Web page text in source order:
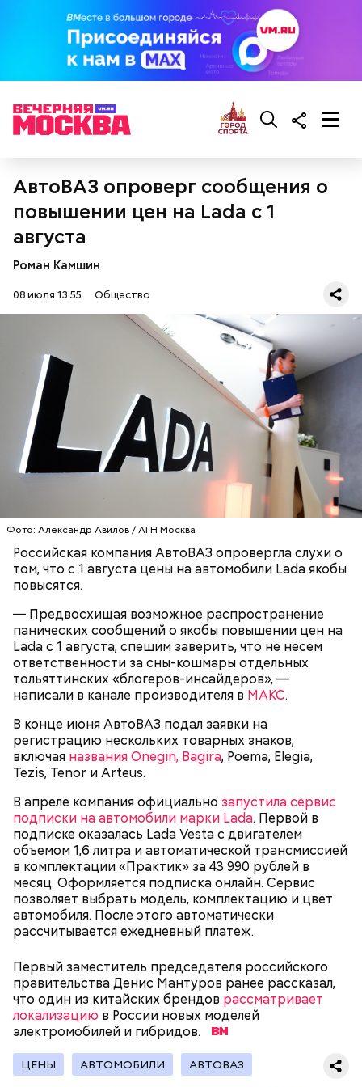
АвтоВАЗ опроверг сообщения о
повышении цен на Lada с 1
августа
Роман Камшин
08 июля 13:55 Общество
Фото: Александр Авилов / АГН Москва
Российская компания АвтоВАЗ опровергла слухи о
том, что с 1 августа цены на автомобили Lada якобы
повысятся.
— Предвосхищая возможное распространение
панических сообщений о якобы повышении цен на
Lada с 1 августа, спешим заверить, что не несем
ответственности за сны-кошмары отдельных
тольяттинских «блогеров-инсайдеров», —
написали в канале производителя в МАКС.
В конце июня АвтоВАЗ подал заявки на
регистрацию нескольких товарных знаков,
включая названия Onegin, Bagira, Poema, Elegia,
Tezis, Tenor и Arteus.
В апреле компания официально запустила сервис
подписки на автомобили марки Lada. Первой в
подписке оказалась Lada Vesta с двигателем
объемом 1,6 литра и автоматической трансмиссией
в комплектации «Практик» за 43 990 рублей в
месяц. Оформляется подписка онлайн. Сервис
позволяет выбрать модель, комплектацию и цвет
автомобиля. После этого автоматически
рассчитывается ежедневный платеж.
Первый заместитель председателя российского
правительства Денис Мантуров ранее рассказал,
что один из китайских брендов рассматривает
локализацию в России новых моделей
электромобилей и гибридов.
ЦЕНЫ АВТОМОБИЛИ АВТОВАЗ
— Кабачки, порезанные кубиками, нужно легко
обжарить на сковороде. К ним добавляются зелень
петрушки, чеснок, соль и оливковое масло.
Получается очень вкусно, — поделился рецептом
Копылов.
Спагетти из кабачков
Ингредиенты:
кабачок;
брынза;
растительное масло;
помидоры черри либо грунтовые.
— В дыне содержится много сахара, который
хорошо, потому что дает энергию. Но важно
помнить, что сладкими дынями не нужно сильно
увлекаться, так же как и арбузами, людям с
сахарным диабетом и лишним весом, —
подчеркнула доктор.
Терапевт Кондрахин назвал
продукты и напитки, которые
Ранние плоды, по словам врача, лучше не есть:
беременным, кормящим женщинам;
людям с ослабленной иммунной системой;
пожилым;
детям.
Чистит сосуды и защищает от